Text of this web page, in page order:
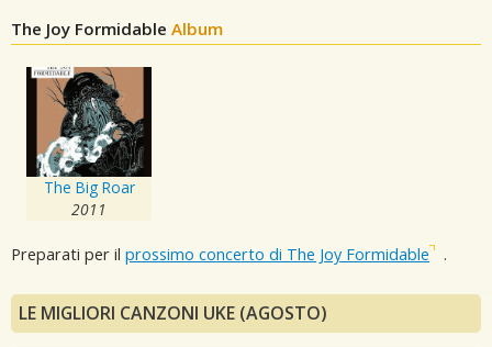
The Joy Formidable Album
The Big Roar
2011
Preparati per il prossimo concerto di The Joy Formidable .
LE MIGLIORI CANZONI UKE (AGOSTO)